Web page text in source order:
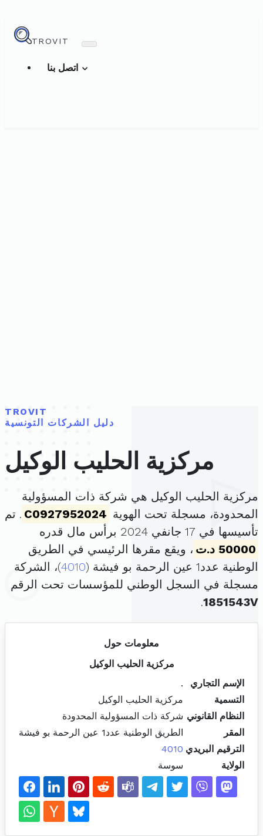
TROVIT
TROVIT
دليل الشركات التونسية
مركزية الحليب الوكيل
مركزية الحليب الوكيل هي شركة ذات المسؤولية
المحدودة، مسجلة تحت الهوية C0927952024 . تم
تأسيسها في 17 جانفي 2024 برأس مال قدره
50000 د.ت
، ويقع مقرها الرئيسي في الطريق
الوطنية عدد1 عين الرحمة بو فيشة (
4010)، الشركة
مسجلة في السجل الوطني للمؤسسات تحت الرقم
1851543V
.
معلومات حول
مركزية الحليب الوكيل
الإسم التجاري
.
التسمية
مركزية الحليب الوكيل
النظام القانوني شركة ذات المسؤولية المحدودة
المقر
الطريق الوطنية عدد1 عين الرحمة بو فيشة
الترقيم البريدي 4010
الولاية
سوسة